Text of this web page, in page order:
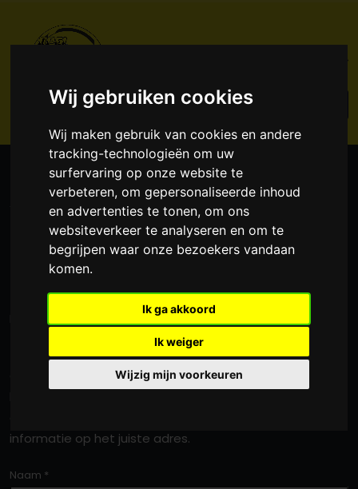
Wij gebruiken cookies
Wij maken gebruik van cookies en andere
tracking-technologieën om uw
surfervaring op onze website te
verbeteren, om gepersonaliseerde inhoud
en advertenties te tonen, om ons
websiteverkeer te analyseren en om te
begrijpen waar onze bezoekers vandaan
komen.
Ik ga akkoord
Ik weiger
Wijzig mijn voorkeuren
Adreswijziging doorgeven
DE CLUB ADRESWIJZIGING DOORGEVEN
Ben je verhuisd of heb je een nieuw e-mailadres?
Geef je wijziging eenvoudig door via het formulier
informatie op het juiste adres.
Naam *